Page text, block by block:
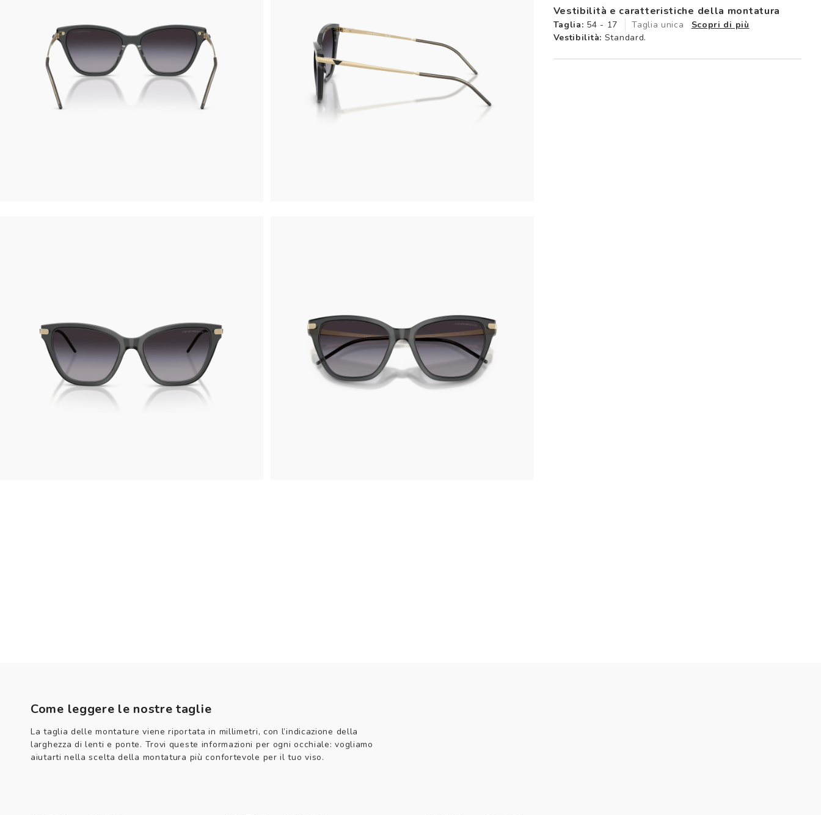
Vestibilità e caratteristiche della montatura
Taglia: 54 - 17 Taglia unica
Scopri di più
Vestibilità: Standard.
Come leggere le nostre taglie
La taglia delle montature viene riportata in millimetri, con l’indicazione della
larghezza di lenti e ponte. Trovi queste informazioni per ogni occhiale: vogliamo
aiutarti nella scelta della montatura più confortevole per il tuo viso.